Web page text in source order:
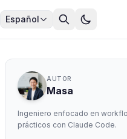
Español
AUTOR
Masa
Ingeniero enfocado en
prácticos con Claude Code.